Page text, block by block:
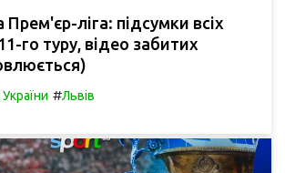
Прем'єр-ліга: підсумки всіх
го туру, відео забитих
#Львів